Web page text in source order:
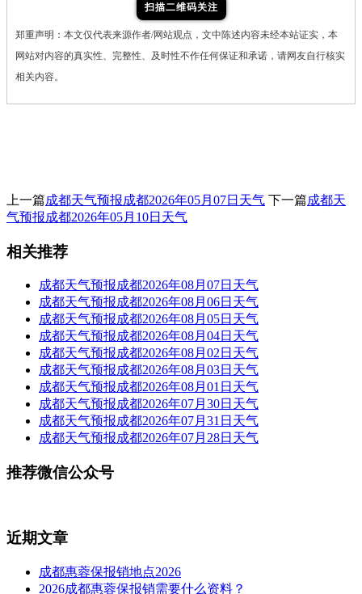
扫描二维码关注
郑重声明：本文仅代表来源作者/网站观点，文中陈述内容未经本站证实，本
网站对内容的真实性、完整性、及时性不作任何保证和承诺，请网友自行核实
相关内容。
上一篇成都天气预报成都2026年05月07日天气 下一篇成都天
气预报成都2026年05月10日天气
相关推荐
成都天气预报成都2026年08月07日天气
成都天气预报成都2026年08月06日天气
成都天气预报成都2026年08月05日天气
成都天气预报成都2026年08月04日天气
成都天气预报成都2026年08月02日天气
成都天气预报成都2026年08月03日天气
成都天气预报成都2026年08月01日天气
成都天气预报成都2026年07月30日天气
成都天气预报成都2026年07月31日天气
成都天气预报成都2026年07月28日天气
推荐微信公众号
近期文章
成都惠蓉保报销地点2026
2026成都惠蓉保报销需要什么资料？